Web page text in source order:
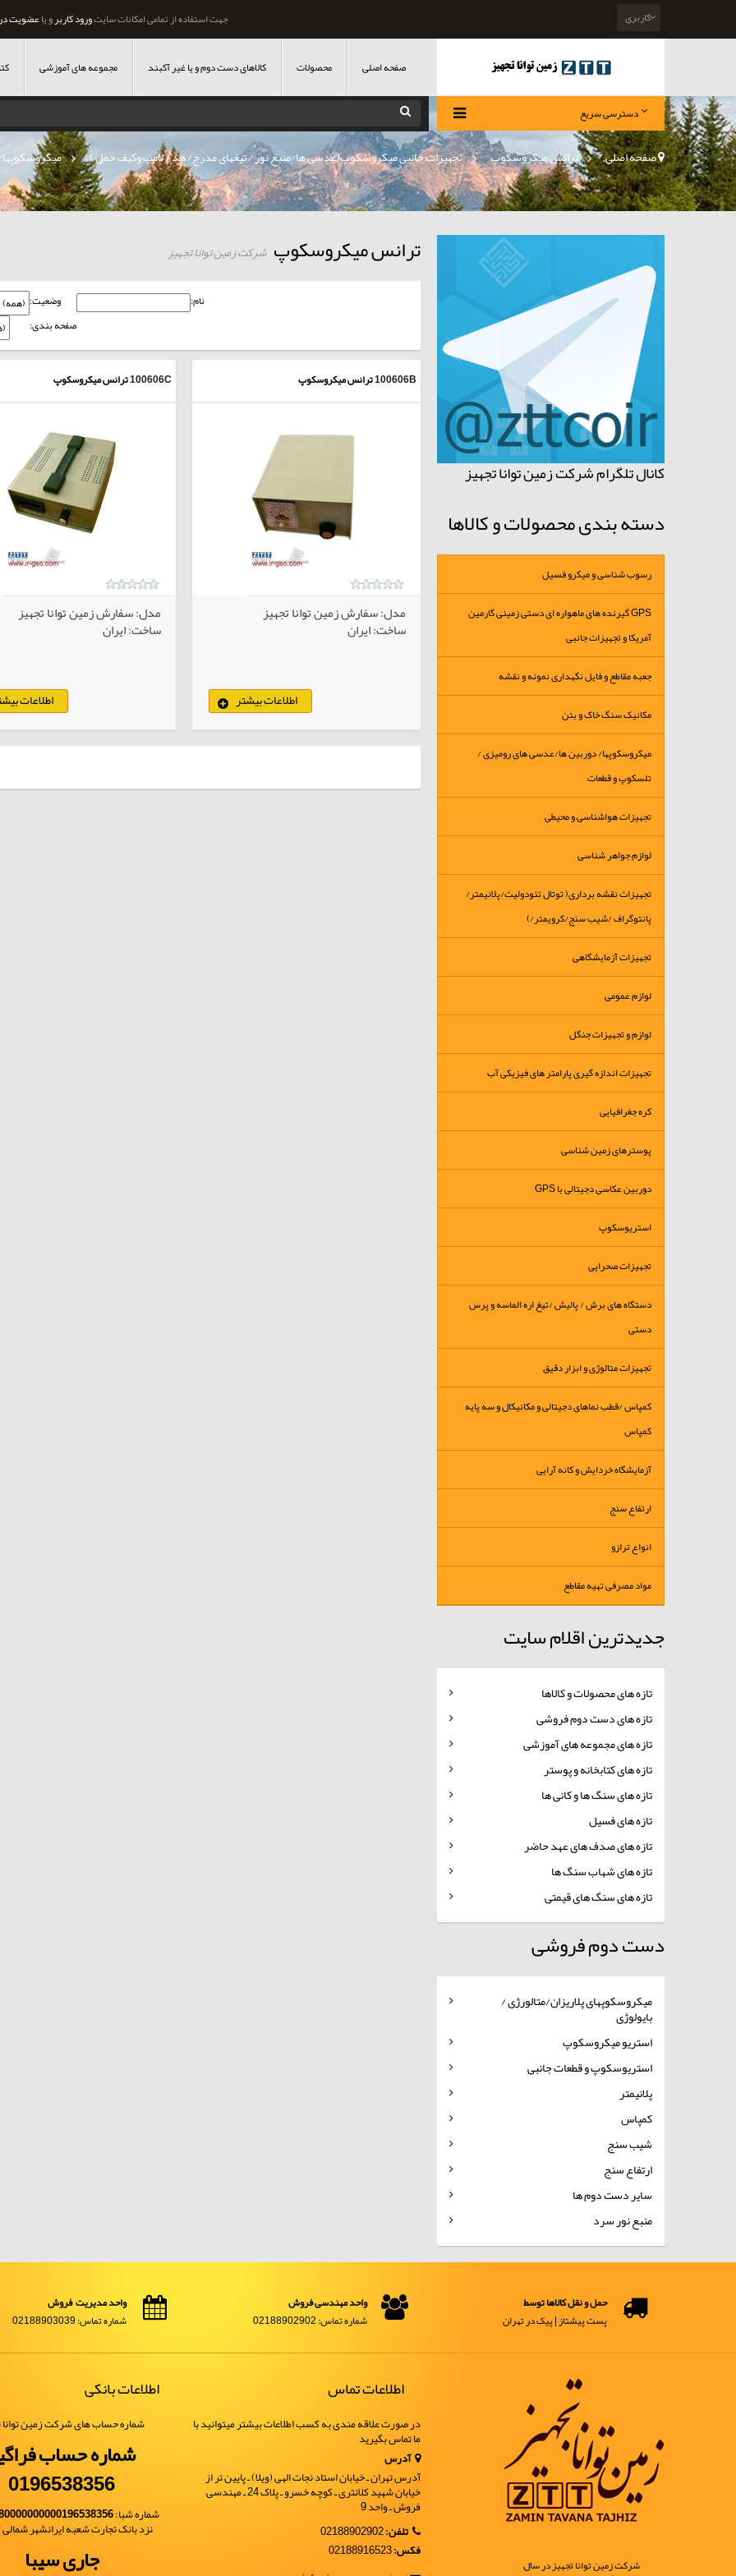
جهت استفاده از تمامی امکانات سایتورود کاربرو یاعضویت کاربری
صفحه اصلی محصولات کالاهای دست دوم و یا غیر آکبند مجموعه های آموزشی
دسترسی سریع
صفحه اصلی > ترانس میکروسکوپ » تجهیزات جانبی میکروسکوپ(عدسی ها/منبع نور / تیغهای مدرج/ هد / لامپ وکیف حمل ) »
کانال تلگرام شرکت زمین توانا تجهیز
دسته بندی محصولات و کالاها
رسوب شناسی و میکرو فسیل
GPS گیرنده های ماهواره ای دستی زمینی گارمین
آمریکا و تجهیزات جانبی
جعبه مقاطع و فایل نگهداری نمونه و نقشه
مکانیک سنگ خاک و بتن
میکروسکوپها/ دوربین ها/عدسی های رومیزی /
تلسکوپ و قطعات
تجهیزات هواشناسی و محیطی
لوازم جواهر شناسی
تجهیزات نقشه برداری( توتال تئودولیت/پلانیمتر/
پانتوگراف /شیب سنج/کرویمتر/)
تجهیزات آزمایشگاهی
لوازم عمومی
لوازم و تجهیزات جنگل
تجهیزات اندازه گیری پارامتر های فیزیکی آب
کره جغرافیایی
پوسترهای زمین شناسی
دوربین عکاسی دجیتالی با GPS
استریوسکوپ
تجهیزات صحرایی
دستگاه های برش / پالیش /تیغ اره الماسه و پرس
دستی
تجهیزات متالوژی و ابزار دقیق
کمپاس /قطب نماهای دجیتالی و مکانیکال و سه پایه
کمپاس
آزمایشگاه خردایش و کانه آرایی
ارتفاع سنج
انواع ترازو
مواد مصرفی تهیه مقاطع
جدیدترین اقلام سایت
تازه های محصولات و کالاها
تازه های دست دوم فروشی
تازه های مجموعه های آموزشی
تازه های کتابخانه و پوستر
تازه های سنگ ها و کانی ها
تازه های فسیل
تازه های صدف های عهد حاضر
تازه های شهاب سنگ ها
تازه های سنگ های قیمتی
دست دوم فروشی
میکروسکوپهای پلاریزان/متالورژی /
بایولوژی
استریو میکروسکوپ
استریوسکوپ و قطعات جانبی
پلانیمتر
کمپاس
شیب سنج
ارتفاع سنج
سایر دست دوم ها
منبع نور سرد
ترانس میکروسکوپشرکت زمین توانا تجهیز
نام:
وضعیت:
صفحه بندی:
100606Bترانس میکروسکوپ
مدل: سفارش زمین توانا تجهیز
ساخت: ایران
اطلاعات بیشتر
100606Cترانس میکروسکوپ
مدل: سفارش زمین توانا تجهیز
ساخت: ایران
اطلاعات کالاهای انتخابی
حمل و نقل کالاها توسط
پست پیشتاز | پیک در تهران
واحد مهندسی فروش
شماره تماس: 02188902902
واحد مدیریت فروش
شماره تماس: 02188903039
شرکت زمین توانا تجهیز در سال
اطلاعات تماس
در صورت علاقه مندی به کسب اطلاعات بیشتر میتوانید با
ما تماس بگیرید
آدرس
آدرس تهران ـ خیابان استاد نجات الهی (ویلا) ـ پایین تر از
خیابان شهید کلانتری ـ کوچه خسرو ـ پلاک 24 ـ مهندسی
فروش ـ واحد 9
تلفن:02188902902
فکس:02188916523
اطلاعات بانکی
شماره حساب های شرکت زمین توانا
شماره حساب
0196538356
شماره شبا:
نزد بانک تجارت شعبه ایرانشهر شمالی
جاری سیبا